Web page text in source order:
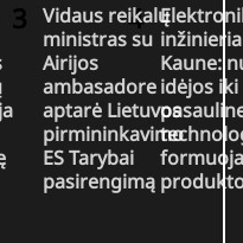
Vidaus reikalų
ministras su
Airijos
ambasadore
aptarė Lietuvos
pirmininkavimo
ES Tarybai
pasirengimą
Kaune:
idėjos iki